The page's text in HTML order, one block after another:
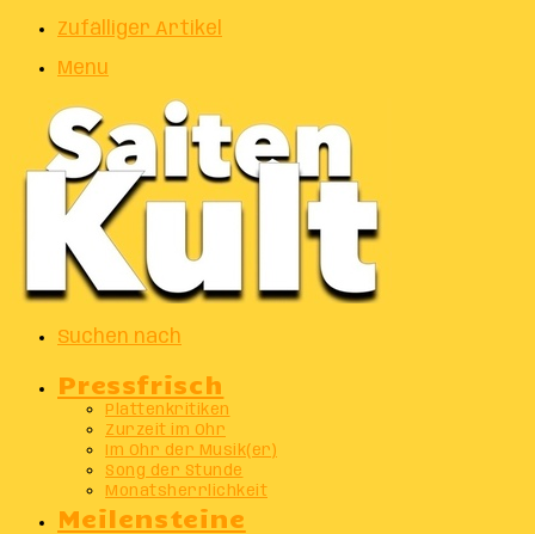
Zufälliger Artikel
Menu
Suchen nach
Pressfrisch
Plattenkritiken
Zurzeit im Ohr
Im Ohr der Musik(er)
Song der Stunde
Monatsherrlichkeit
Meilensteine